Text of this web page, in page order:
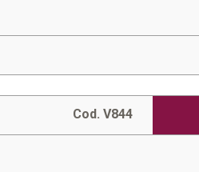
Cod. V844